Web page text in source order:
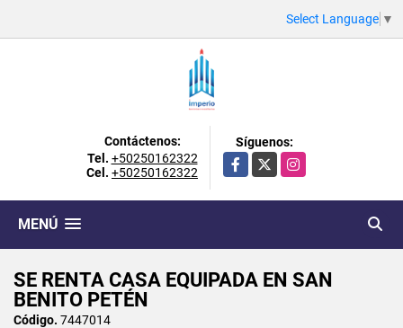
Select Language ▼
Contáctenos:
Tel. +50250162322
Cel. +50250162322
Síguenos:
Facebook
X Instagram
MENÚ
SE RENTA CASA EQUIPADA EN SAN
BENITO PETÉN
Código. 7447014